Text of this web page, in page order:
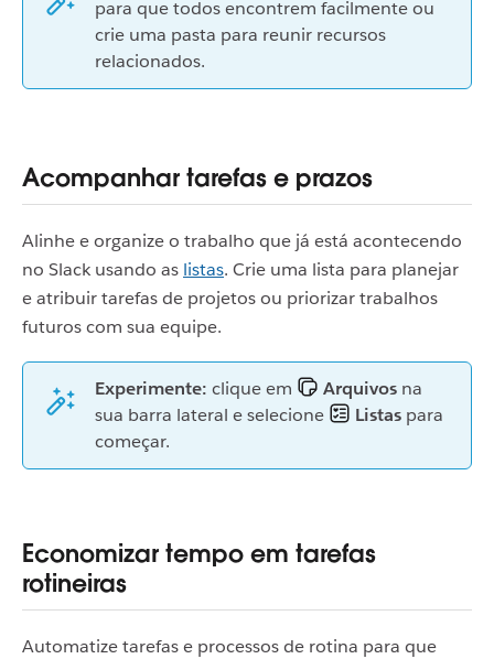
para que todos encontrem facilmente ou
crie uma pasta para reunir recursos
relacionados.
Acompanhar tarefas e prazos
Alinhe e organize o trabalho que já está acontecendo
no Slack usando as listas. Crie uma lista para planejar
e atribuir tarefas de projetos ou priorizar trabalhos
futuros com sua equipe.
Experimente: clique em Arquivos na
sua barra lateral e selecione
Listas para
começar.
Economizar tempo em tarefas
rotineiras
Automatize tarefas e processos de rotina para que